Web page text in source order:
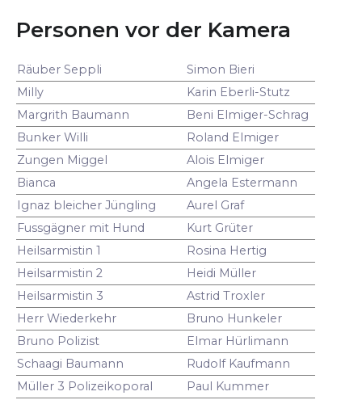
Personen vor der Kamera
Räuber Seppli
Simon Bieri
Milly
Karin Eberli-Stutz
Margrith Baumann
Beni Elmiger-Schrag
Bunker Willi
Roland Elmiger
Zungen Miggel
Alois Elmiger
Bianca
Angela Estermann
Ignaz bleicher Jüngling
Aurel Graf
Fussgägner mit Hund
Kurt Grüter
Heilsarmistin 1
Rosina Hertig
Heilsarmistin 2
Heidi Müller
Heilsarmistin 3
Astrid Troxler
Herr Wiederkehr
Bruno Hunkeler
Bruno Polizist
Elmar Hürlimann
Schaagi Baumann
Rudolf Kaufmann
Müller 3 Polizeikoporal
Paul Kummer